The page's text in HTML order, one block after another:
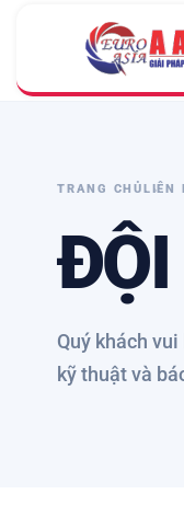
TRANG CHỦLIÊN
ĐỘI
Quý khách
kỹ thuật và